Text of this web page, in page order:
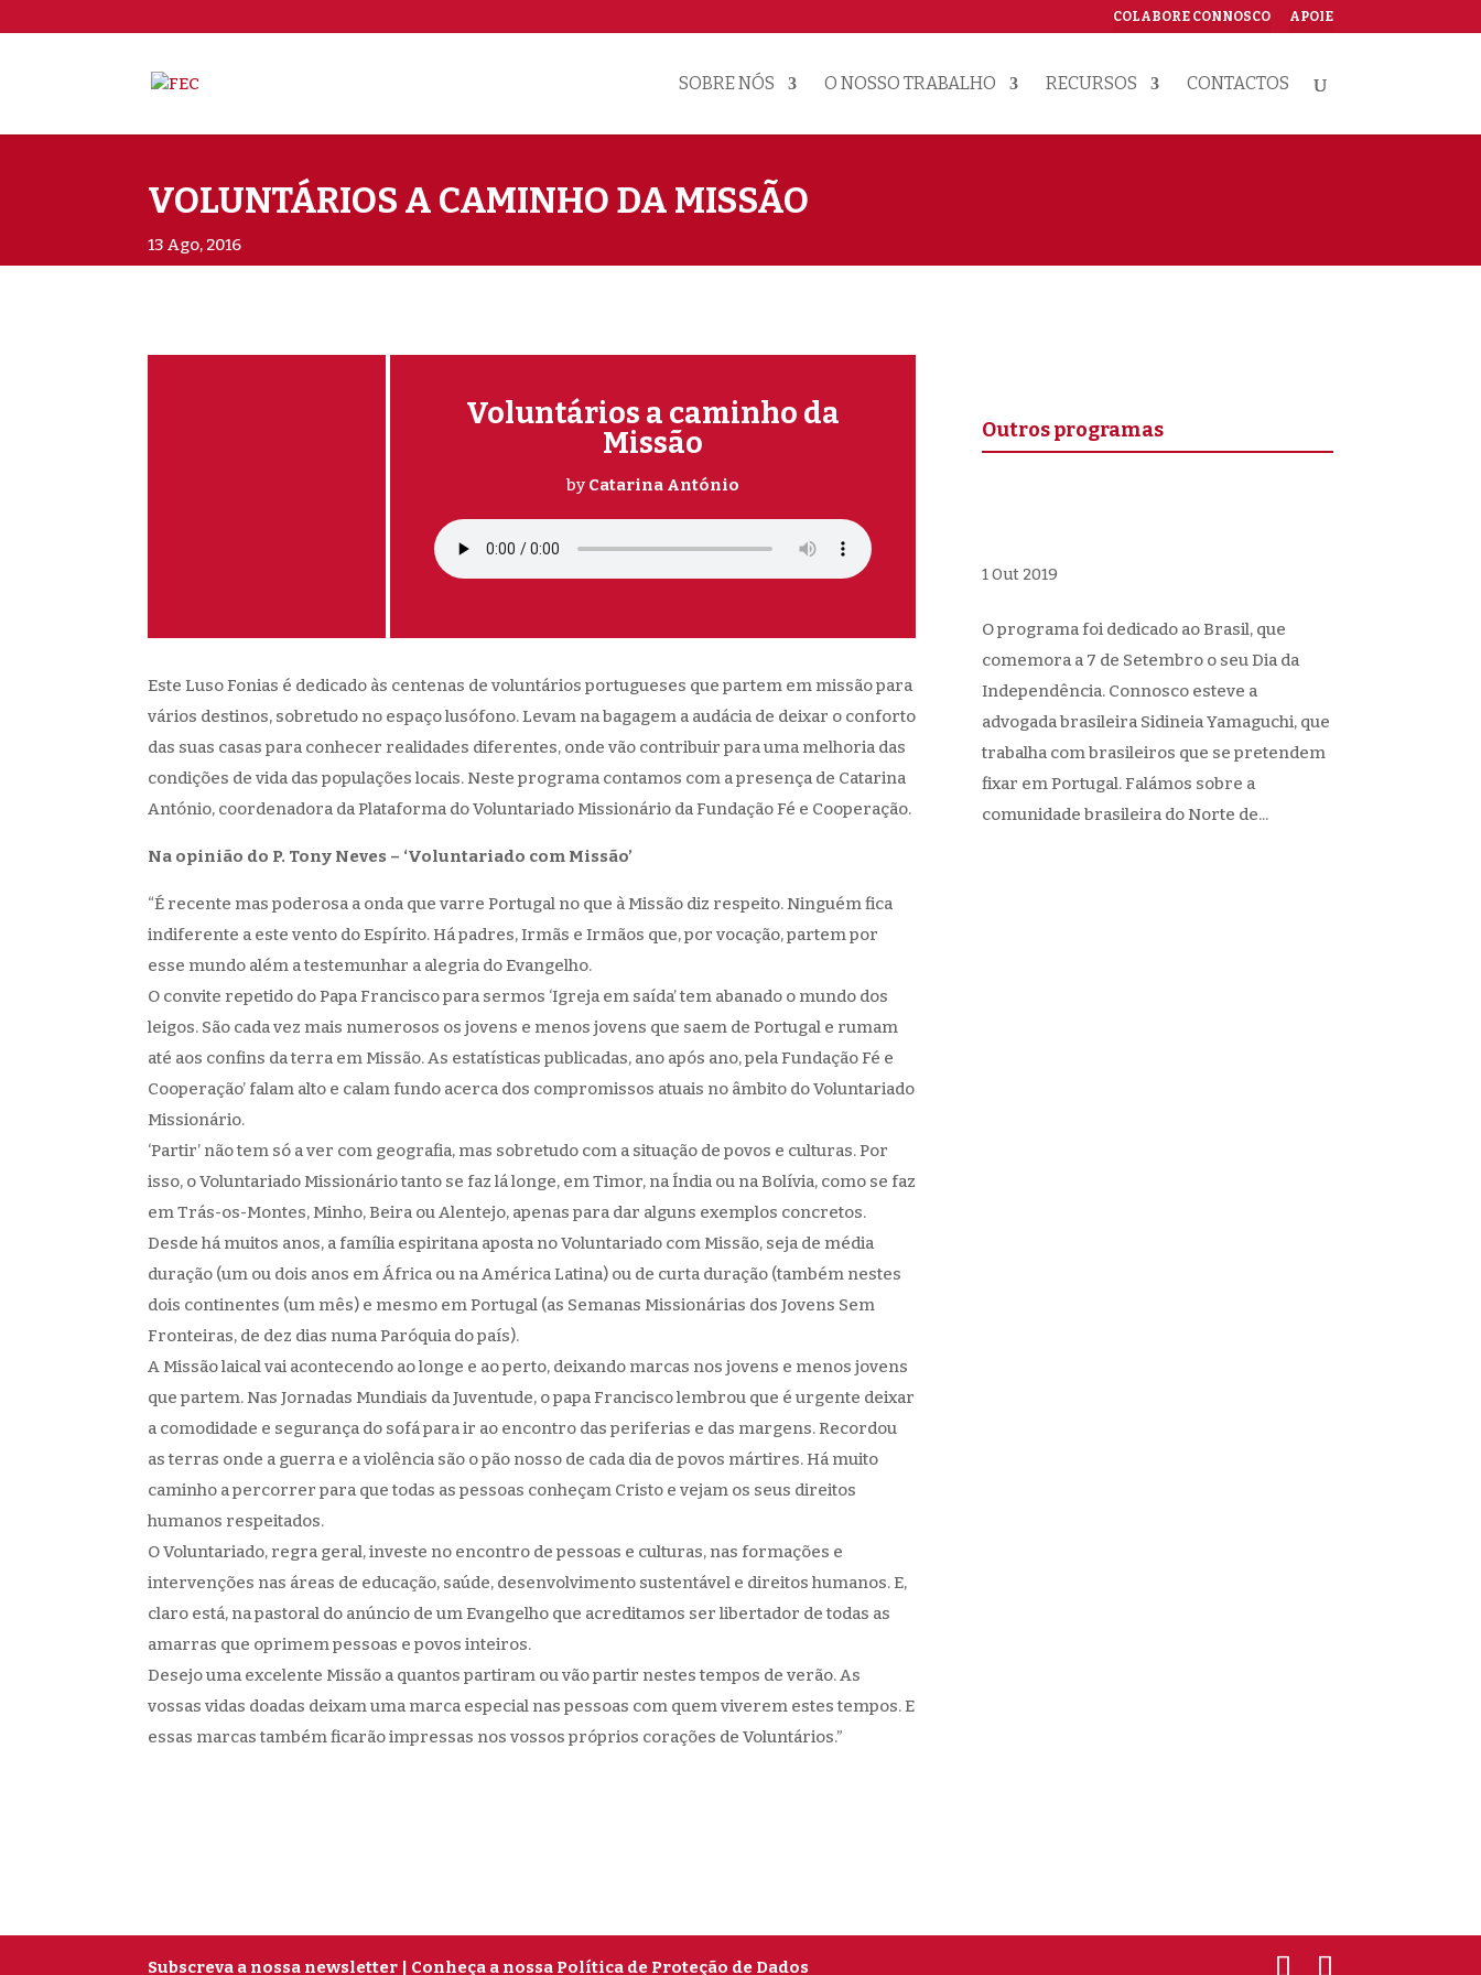
COLABORE CONNOSCO APOIE
SOBRE NÓS O NOSSO TRABALHO RECURSOS CONTACTOS
VOLUNTÁRIOS A CAMINHO DA MISSÃO
13 Ago, 2016
Voluntários a caminho da
Missão
by Catarina António
Este Luso Fonias é dedicado às centenas de voluntários portugueses que partem em missão para
vários destinos, sobretudo no espaço lusófono. Levam na bagagem a audácia de deixar o conforto
das suas casas para conhecer realidades diferentes, onde vão contribuir para uma melhoria das
condições de vida das populações locais. Neste programa contamos com a presença de Catarina
António, coordenadora da Plataforma do Voluntariado Missionário da Fundação Fé e Cooperação.
Na opinião do P. Tony Neves – ‘Voluntariado com Missão’
“É recente mas poderosa a onda que varre Portugal no que à Missão diz respeito. Ninguém fica
indiferente a este vento do Espírito. Há padres, Irmãs e Irmãos que, por vocação, partem por
esse mundo além a testemunhar a alegria do Evangelho.
O convite repetido do Papa Francisco para sermos ‘Igreja em saída’ tem abanado o mundo dos
leigos. São cada vez mais numerosos os jovens e menos jovens que saem de Portugal e rumam
até aos confins da terra em Missão. As estatísticas publicadas, ano após ano, pela Fundação Fé e
Cooperação’ falam alto e calam fundo acerca dos compromissos atuais no âmbito do Voluntariado
Missionário.
‘Partir’ não tem só a ver com geografia, mas sobretudo com a situação de povos e culturas. Por
isso, o Voluntariado Missionário tanto se faz lá longe, em Timor, na Índia ou na Bolívia, como se faz
em Trás-os-Montes, Minho, Beira ou Alentejo, apenas para dar alguns exemplos concretos.
Desde há muitos anos, a família espiritana aposta no Voluntariado com Missão, seja de média
duração (um ou dois anos em África ou na América Latina) ou de curta duração (também nestes
dois continentes (um mês) e mesmo em Portugal (as Semanas Missionárias dos Jovens Sem
Fronteiras, de dez dias numa Paróquia do país).
A Missão laical vai acontecendo ao longe e ao perto, deixando marcas nos jovens e menos jovens
que partem. Nas Jornadas Mundiais da Juventude, o papa Francisco lembrou que é urgente deixar
a comodidade e segurança do sofá para ir ao encontro das periferias e das margens. Recordou
as terras onde a guerra e a violência são o pão nosso de cada dia de povos mártires. Há muito
caminho a percorrer para que todas as pessoas conheçam Cristo e vejam os seus direitos
humanos respeitados.
O Voluntariado, regra geral, investe no encontro de pessoas e culturas, nas formações e
intervenções nas áreas de educação, saúde, desenvolvimento sustentável e direitos humanos. E,
claro está, na pastoral do anúncio de um Evangelho que acreditamos ser libertador de todas as
amarras que oprimem pessoas e povos inteiros.
Desejo uma excelente Missão a quantos partiram ou vão partir nestes tempos de verão. As
vossas vidas doadas deixam uma marca especial nas pessoas com quem viverem estes tempos. E
essas marcas também ficarão impressas nos vossos próprios corações de Voluntários.”
Outros programas
1 Out 2019
O programa foi dedicado ao Brasil, que
comemora a 7 de Setembro o seu Dia da
Independência. Connosco esteve a
advogada brasileira Sidineia Yamaguchi, que
trabalha com brasileiros que se pretendem
fixar em Portugal. Falámos sobre a
comunidade brasileira do Norte de...
Subscreva a nossa newsletter | Conheça a nossa Política de Proteção de Dados